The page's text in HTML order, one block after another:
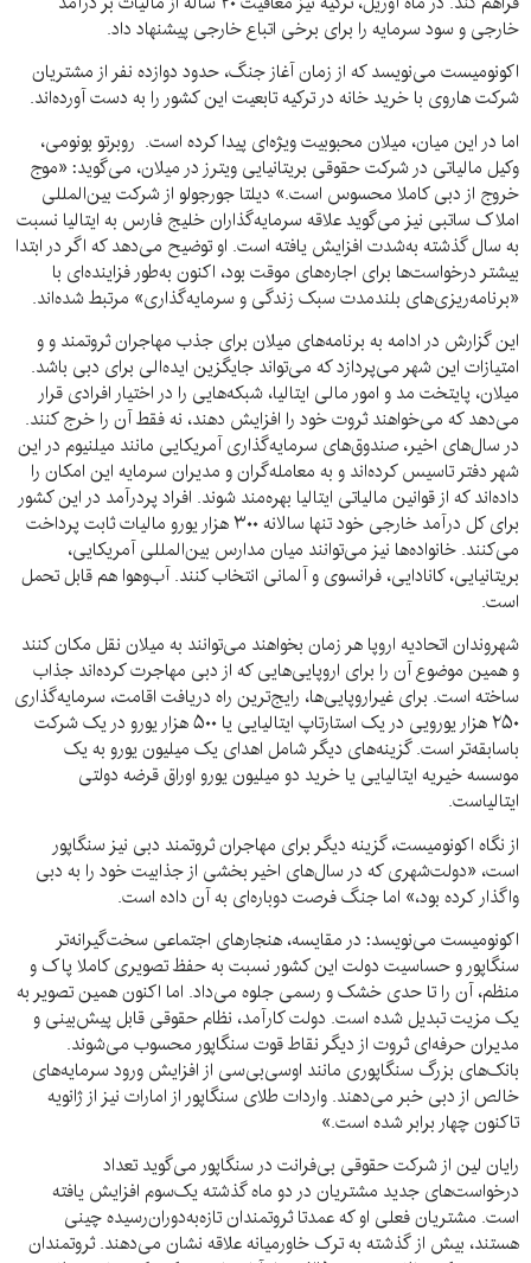
خارجی و سود سرمایه را برای برخی اتباع خارجی پیشنهاد داد.
اکونومیست می‌نویسد که از زمان آغاز جنگ، حدود دوازده نفر از مشتریان
شرکت هاروی با خرید خانه در ترکیه تابعیت این کشور را به دست آورده‌اند.
اما در این میان، میلان محبوبیت ویژه‌ای پیدا کرده است. روبرتو بونومی،
وکیل مالیاتی در شرکت حقوقی بریتانیایی ویترز در میلان، می‌گوید: «موج
خروج از دبی کاملا محسوس است.» دیلتا جورجولو از شرکت بین‌المللی
املاک ساتبی نیز می‌گوید علاقه سرمایه‌گذاران خلیج فارس به ایتالیا نسبت
به سال گذشته به‌شدت افزایش یافته است. او توضیح می‌دهد که اگر در ابتدا
بیشتر درخواست‌ها برای اجاره‌های موقت بود، اکنون به‌طور فزاینده‌ای با
«برنامه‌ریزی‌های بلندمدت سبک زندگی و سرمایه‌گذاری» مرتبط شده‌اند.
این گزارش در ادامه به برنامه‌های میلان برای جذب مهاجران ثروتمند و و
امتیازات این شهر می‌پردازد که می‌تواند جایگزین ایده‌الی برای دبی باشد.
میلان، پایتخت مد و امور مالی ایتالیا، شبکه‌هایی را در اختیار افرادی قرار
می‌دهد که می‌خواهند ثروت خود را افزایش دهند، نه فقط آن را خرج کنند.
در سال‌های اخیر، صندوق‌های سرمایه‌گذاری آمریکایی مانند میلنیوم در این
شهر دفتر تاسیس کرده‌اند و به معامله‌گران و مدیران سرمایه این امکان را
داده‌اند که از قوانین مالیاتی ایتالیا بهره‌مند شوند. افراد پردرآمد در این کشور
برای کل درآمد خارجی خود تنها سالانه ۳۰۰ هزار یورو مالیات ثابت پرداخت
می‌کنند. خانواده‌ها نیز می‌توانند میان مدارس بین‌المللی آمریکایی،
بریتانیایی، کانادایی، فرانسوی و آلمانی انتخاب کنند. آب‌وهوا هم قابل تحمل
است.
شهروندان اتحادیه اروپا هر زمان بخواهند می‌توانند به میلان نقل مکان کنند
و همین موضوع آن را برای اروپایی‌هایی که از دبی مهاجرت کرده‌اند جذاب
ساخته است. برای غیراروپایی‌ها، رایج‌ترین راه دریافت اقامت، سرمایه‌گذاری
۲۵۰ هزار یورویی در یک استارتاپ ایتالیایی یا ۵۰۰ هزار یورو در یک شرکت
باسابقه‌تر است. گزینه‌های دیگر شامل اهدای یک میلیون یورو به یک
موسسه خیریه ایتالیایی یا خرید دو میلیون یورو اوراق قرضه دولتی
ایتالیاست.
از نگاه اکونومیست، گزینه دیگر برای مهاجران ثروتمند دبی نیز سنگاپور
است، «دولت‌شهری که در سال‌های اخیر بخشی از جذابیت خود را به دبی
واگذار کرده بود،» اما جنگ فرصت دوباره‌ای به آن داده‌ است.
اکونومیست می‌نویسد: در مقایسه، هنجارهای اجتماعی سخت‌گیرانه‌تر
سنگاپور و حساسیت دولت این کشور نسبت به حفظ تصویری کاملا پاک و
منظم، آن را تا حدی خشک و رسمی جلوه می‌داد. اما اکنون همین تصویر به
یک مزیت تبدیل شده است. دولت کارآمد، نظام حقوقی قابل پیش‌بینی و
مدیران حرفه‌ای ثروت از دیگر نقاط قوت سنگاپور محسوب می‌شوند.
بانک‌های بزرگ سنگاپوری مانند اوسی‌بی‌سی از افزایش ورود سرمایه‌های
خالص از دبی خبر می‌دهند. واردات طلای سنگاپور از امارات نیز از ژانویه
تاکنون چهار برابر شده است.»
رایان لین از شرکت حقوقی بی‌فرانت در سنگاپور می‌گوید تعداد
درخواست‌های جدید مشتریان در دو ماه گذشته یک‌سوم افزایش یافته
است. مشتریان فعلی او که عمدتا ثروتمندان تازه‌به‌دوران‌رسیده چینی
هستند، بیش از گذشته به ترک خاورمیانه علاقه نشان می‌دهند. ثروتمندان